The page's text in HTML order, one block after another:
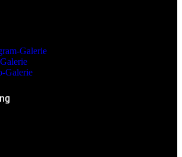
Galerie
Galerie